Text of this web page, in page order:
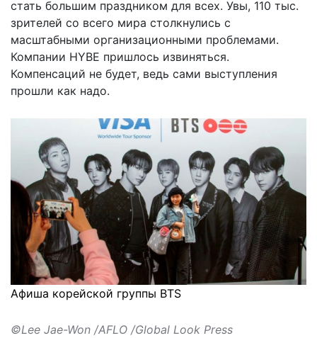
стать большим праздником для всех. Увы, 110 тыс.
зрителей со всего мира столкнулись с
масштабными организационными проблемами.
Компании HYBE пришлось извиняться.
Компенсаций не будет, ведь сами выступления
прошли как надо.
Афиша корейской группы BTS
©Lee Jae-Won /AFLO /Global Look Press